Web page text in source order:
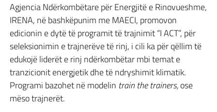
Agjencia Ndërkombëtare për Energjitë e Rinovueshme,
IRENA, në bashkëpunim me MAECI, promovon
edicionin e dytë të programit të trajnimit “I ACT”, për
seleksionimin e trajnerëve të rinj, i cili ka për qëllim të
edukojë liderët e rinj ndërkombëtar mbi temat e
tranzicionit energjetik dhe të ndryshimit klimatik.
Programi bazohet në modelin train the trainers,ose
mëso trajnerët.